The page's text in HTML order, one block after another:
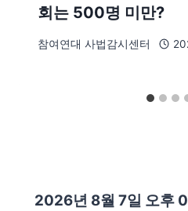
회는 500명 미만?
참여연대 사법감시센터
2026년 8월 7일 오후